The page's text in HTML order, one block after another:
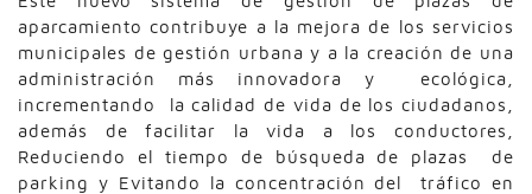
aparcamiento contribuye a la mejora de los servicios
municipales de gestión urbana y a la creación de una
administración más innovadora y ecológica,
incrementando la calidad de vida de los ciudadanos,
además de facilitar la vida a los conductores,
Reduciendo el tiempo de búsqueda de plazas de
parking y Evitando la concentración del tráfico en